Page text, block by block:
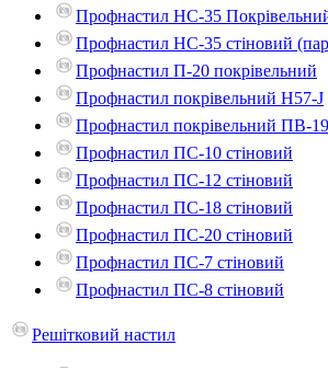
Профнастил НС-35
Профнастил НС-35 стіновий
Профнастил П-20 покрівельний
Профнастил покрівельний H57-J
Профнастил покрівельний ПВ-19
Профнастил ПС-10 стіновий
Профнастил ПС-12 стіновий
Профнастил ПС-18 стіновий
Профнастил ПС-20 стіновий
Профнастил ПС-7 стіновий
Профнастил ПС-8 стіновий
Решітковий настил